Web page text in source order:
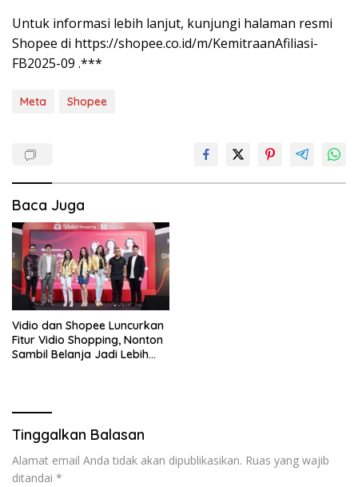
Untuk informasi lebih lanjut, kunjungi halaman resmi
Shopee di https://shopee.co.id/m/KemitraanAfiliasi-
FB2025-09 .***
Meta Shopee
Baca Juga
Vidio dan Shopee Luncurkan
Fitur Vidio Shopping, Nonton
Sambil Belanja Jadi Lebih
Tinggalkan Balasan
Alamat email Anda tidak akan dipublikasikan. Ruas yang wajib
ditandai *